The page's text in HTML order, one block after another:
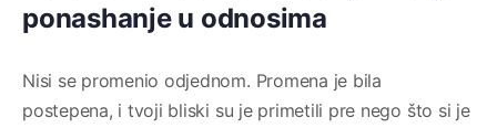
ponashanje u odnosima
Nisi se promenio odjednom. Promena je bila
postepena, i tvoji bliski su je primetili pre nego što si je